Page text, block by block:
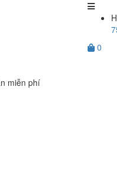
0
miễn phí